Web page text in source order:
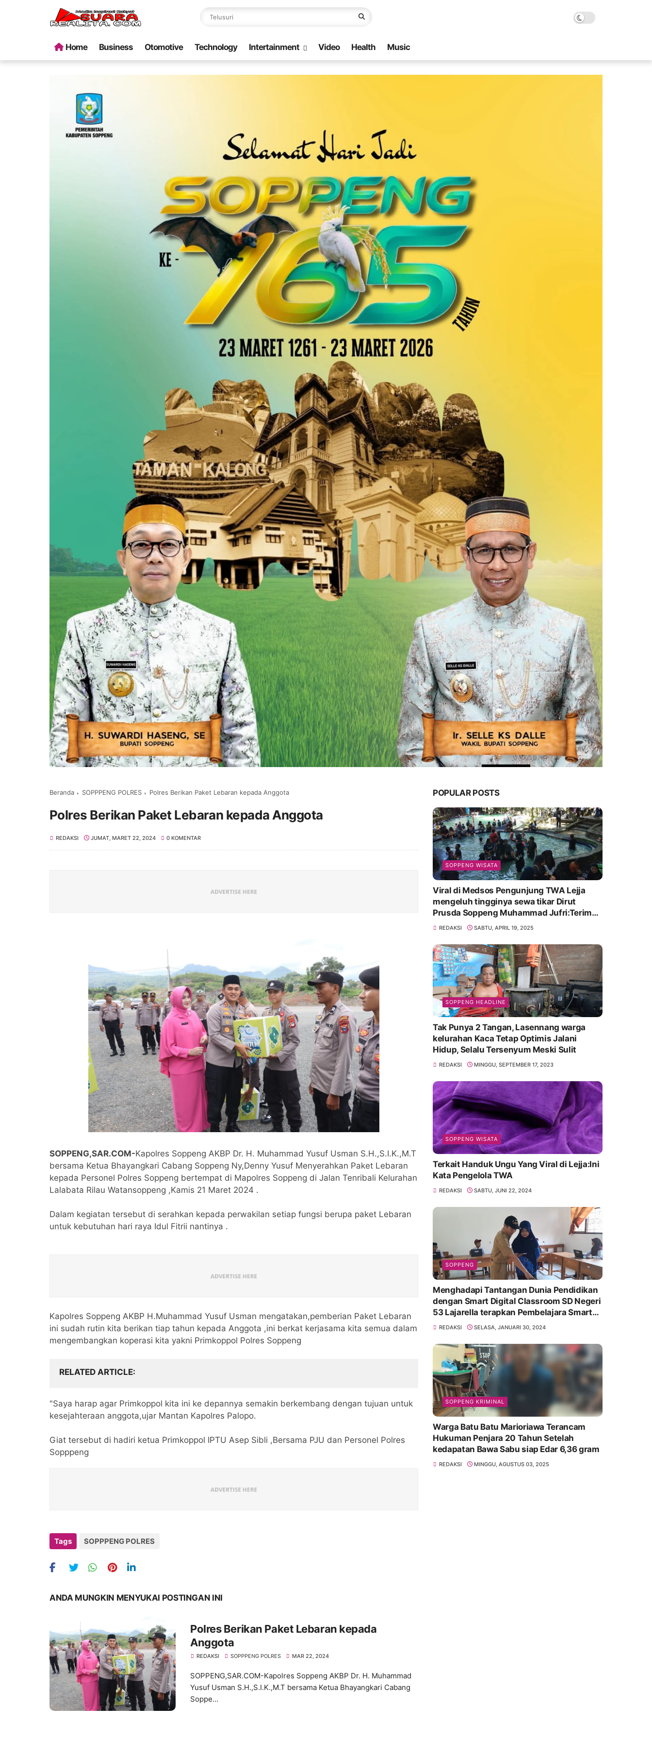
Home Business Otomotive Technology Intertainment Video Health Music
Beranda SOPPPENG POLRES Polres Berikan Paket Lebaran kepada Anggota
Polres Berikan Paket Lebaran kepada Anggota
REDAKSI JUMAT, MARET 22, 2024 0 KOMENTAR
SOPPENG,SAR.COM-Kapolres Soppeng AKBP Dr. H. Muhammad Yusuf Usman S.H.,S.I.K.,M.T
bersama Ketua Bhayangkari Cabang Soppeng Ny,Denny Yusuf Menyerahkan Paket Lebaran
kepada Personel Polres Soppeng bertempat di Mapolres Soppeng di Jalan Tenribali Kelurahan
Lalabata Rilau Watansoppeng ,Kamis 21 Maret 2024 .
Dalam kegiatan tersebut di serahkan kepada perwakilan setiap fungsi berupa paket Lebaran
untuk kebutuhan hari raya Idul Fitrii nantinya .
Kapolres Soppeng AKBP H.Muhammad Yusuf Usman mengatakan,pemberian Paket Lebaran
ini sudah rutin kita berikan tiap tahun kepada Anggota ,ini berkat kerjasama kita semua dalam
mengembangkan koperasi kita yakni Primkoppol Polres Soppeng
RELATED ARTICLE
"Saya harap agar Primkoppol kita ini ke depannya semakin berkembang dengan tujuan untuk
kesejahteraan anggota,ujar Mantan Kapolres Palopo.
Giat tersebut di hadiri ketua Primkoppol IPTU Asep Sibli ,Bersama PJU dan Personel Polres
Sopppeng
Tags SOPPPENG POLRES
ANDA MUNGKIN MENYUKAI POSTINGAN INI
Polres Berikan Paket Lebaran kepada
Anggota
REDAKSI SOPPPENG POLRES MAR 22, 2024
SOPPENG,SAR.COM-Kapolres Soppeng AKBP Dr. H. Muhammad
Yusuf Usman S.H.,S.I.K.,M.T bersama Ketua Bhayangkari Cabang
Soppe...
POPULAR POSTS
SOPPENG WISATA
Viral di Medsos Pengunjung TWA Lejja
mengeluh tingginya sewa tikar Dirut
Prusda Soppeng Muhammad Jufri:Terima
kasih bu bantu Promosikan
REDAKSI SABTU, APRIL 19, 2025
SOPPENG HEADLINE
Tak Punya 2 Tangan, Lasennang warga
kelurahan Kaca Tetap Optimis Jalani
Hidup, Selalu Tersenyum Meski Sulit
REDAKSI MINGGU, SEPTEMBER 17, 2023
SOPPENG WISATA
Terkait Handuk Ungu Yang Viral di Lejja:Ini
Kata Pengelola TWA
REDAKSI SABTU, JUNI 22, 2024
SOPPENG
Menghadapi Tantangan Dunia Pendidikan
dengan Smart Digital Classroom SD Negeri
53 Lajarella terapkan Pembelajara Smart
Class Device
REDAKSI SELASA, JANUARI 30, 2024
SOPPENG KRIMINAL
Warga Batu Batu Marioriawa Terancam
Hukuman Penjara 20 Tahun Setelah
kedapatan Bawa Sabu siap Edar 6,36 gram
REDAKSI MINGGU, AGUSTUS 03, 2025